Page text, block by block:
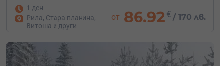
1 ден
Рила, Стара планина,
Витоша и други
от 86.92 € /170 лв.